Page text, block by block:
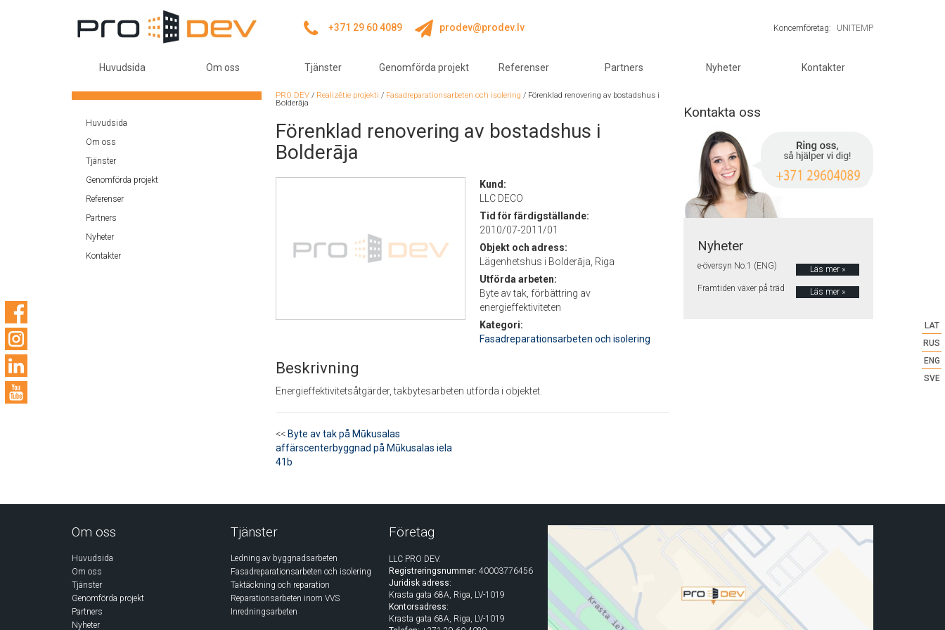
+371 29 60 4089 prodev@prodev.lv
LAT
RUS
ENG
SVE
Koncernföretag: UNITEMP
Huvudsida Om oss Tjänster Genomförda projekt Referenser Partners Nyheter Kontakter
Huvudsida
Om oss
Tjänster
Genomförda projekt
Referenser
Partners
Nyheter
Kontakter
PRO DEV / Realizētie projekti / Fasadreparationsarbeten och isolering / Förenklad renovering av bostadshus i
Bolderāja
Förenklad renovering av bostadshus i
Bolderāja
Kund:
LLC DECO
Tid för färdigställande:
2010/07-2011/01
Objekt och adress:
Lägenhetshus i Bolderāja, Riga
Utförda arbeten:
Byte av tak, förbättring av
energieffektiviteten
Kategori:
Fasadreparationsarbeten och isolering
Beskrivning
Energieffektivitetsåtgärder, takbytesarbeten utförda i objektet.
<< Byte av tak på Mūkusalas
affärscenterbyggnad på Mūkusalas iela
41b
Kontakta oss
Nyheter
e-översyn No.1 (ENG)
Läs mer »
Framtiden växer på träd
Läs mer »
Om oss
Huvudsida
Om oss
Tjänster
Genomförda projekt
Partners
Nyheter
Tjänster
Ledning av byggnadsarbeten
Fasadreparationsarbeten och isolering
Taktäckning och reparation
Reparationsarbeten inom VVS
Inredningsarbeten
Företag
LLC PRO DEV.
Registreringsnummer: 40003776456
Juridisk adress:
Krasta gata 68A, Riga, LV-1019
Kontorsadress:
Krasta gata 68A, Riga, LV-1019